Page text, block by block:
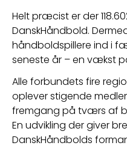
Helt præcist er der
DanskHåndbold.
håndboldspillere ind i
seneste år – en vækst
Alle forbundets fire
oplever stigende
fremgang på tværs af
En udvikling der giver
DanskHåndbolds